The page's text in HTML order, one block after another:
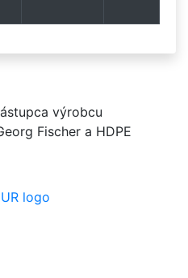
výrobcu
Fischer a HDPE